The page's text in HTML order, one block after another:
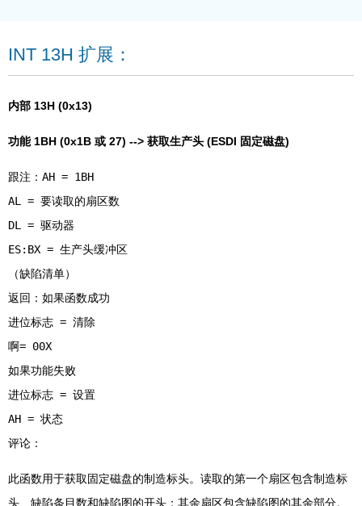
INT 13H 扩展：
内部 13H (0x13)
功能 1BH (0x1B 或 27) --> 获取生产头 (ESDI 固定磁盘)
跟注：AH = 1BH
AL = 要读取的扇区数
DL = 驱动器
ES:BX = 生产头缓冲区
（缺陷清单）
返回：如果函数成功
进位标志 = 清除
啊= 00X
如果功能失败
进位标志 = 设置
AH = 状态
此函数用于获取固定磁盘的制造标头。读取的第一个扇区包含制造标
头、缺陷条目数和缺陷图的开头；其余扇区包含缺陷图的其余部分。